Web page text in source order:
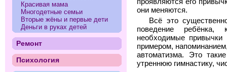
они меняются.
Всё это
поведение ребёнка,
необходимые привычки
примером,
автоматизма. Это
утреннюю гимнастику,
Красивая мама
Многодетные семьи
Вторые жёны и первые дети
Деньги в руках детей
Ремонт
Психология